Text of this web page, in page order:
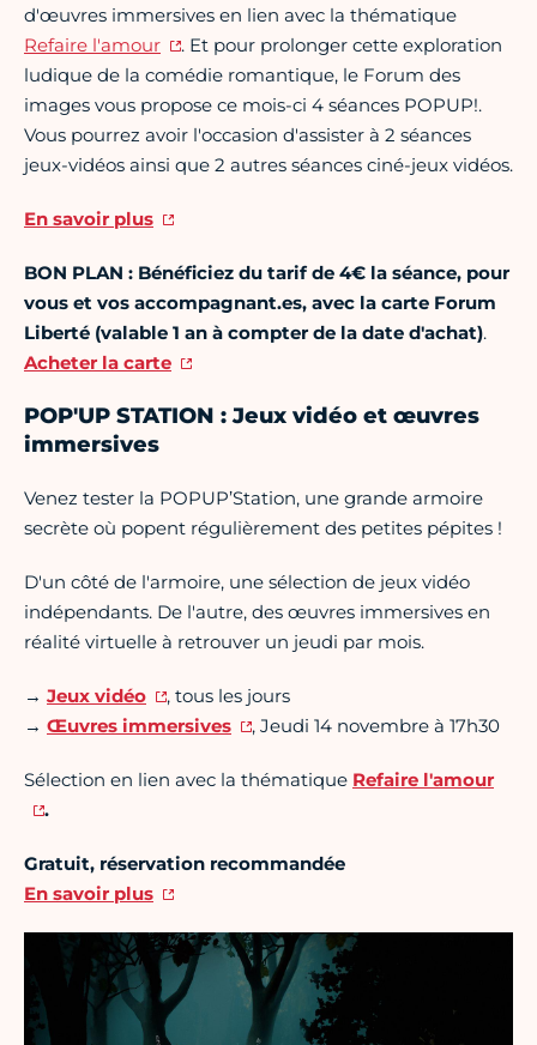
d'œuvres immersives en lien avec la thématique
Refaire l'amour
. Et pour prolonger cette exploration
ludique de la comédie romantique, le Forum des
images vous propose ce mois-ci 4 séances POPUP!.
Vous pourrez avoir l'occasion d'assister à 2 séances
jeux-vidéos ainsi que 2 autres séances ciné-jeux vidéos.
En savoir plus
BON PLAN : Bénéficiez du tarif de 4€ la séance, pour
vous et vos accompagnant.es, avec la carte Forum
Liberté (valable 1 an à compter de la date d'achat).
Acheter la carte
POP'UP STATION : Jeux vidéo et œuvres
immersives
Venez tester la POPUP’Station, une grande armoire
secrète où popent régulièrement des petites pépites !
D'un côté de l'armoire, une sélection de jeux vidéo
indépendants. De l'autre, des œuvres immersives en
réalité virtuelle à retrouver un jeudi par mois.
→ Jeux vidéo
, tous les jours
→ Œuvres immersives , Jeudi 14 novembre à 17h30
Sélection en lien avec la thématique Refaire l'amour
.
Gratuit, réservation recommandée
En savoir plus